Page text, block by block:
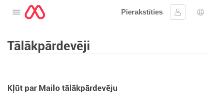
Atveriet izvēlni
Pierakstīties
Ielogoties
Tālākpārdevēji
Kļūt par Mailo tālākpārdevēju